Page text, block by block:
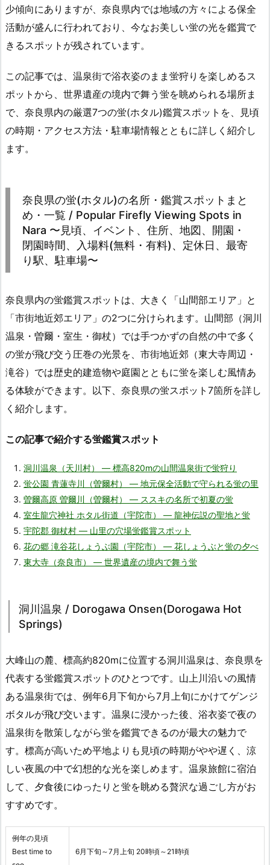
少傾向にありますが、奈良県内では地域の方々による保全
活動が盛んに行われており、今なお美しい蛍の光を鑑賞で
きるスポットが残されています。
この記事では、温泉街で浴衣姿のまま蛍狩りを楽しめるス
ポットから、世界遺産の境内で舞う蛍を眺められる場所ま
で、奈良県内の厳選7つの蛍(ホタル)鑑賞スポットを、見頃
の時期・アクセス方法・駐車場情報とともに詳しく紹介し
ます。
奈良県の蛍(ホタル)の名所・鑑賞スポットまと
め・一覧 / Popular Firefly Viewing Spots in
Nara 〜見頃、イベント、住所、地図、開園・
閉園時間、入場料(無料・有料)、定休日、最寄
り駅、駐車場〜
奈良県内の蛍鑑賞スポットは、大きく「山間部エリア」と
「市街地近郊エリア」の2つに分けられます。山間部（洞川
温泉・曽爾・室生・御杖）では手つかずの自然の中で多く
の蛍が飛び交う圧巻の光景を、市街地近郊（東大寺周辺・
滝谷）では歴史的建造物や庭園とともに蛍を楽しむ風情あ
る体験ができます。以下、奈良県の蛍スポット7箇所を詳し
く紹介します。
この記事で紹介する蛍鑑賞スポット
洞川温泉（天川村） — 標高820mの山間温泉街で蛍狩り
蛍公園 青蓮寺川（曽爾村） — 地元保全活動で守られる蛍の里
曽爾高原 曽爾川（曽爾村） — ススキの名所で初夏の蛍
室生龍穴神社 ホタル街道（宇陀市） — 龍神伝説の聖地と蛍
宇陀郡 御杖村 — 山里の穴場蛍鑑賞スポット
花の郷 滝谷花しょうぶ園（宇陀市） — 花しょうぶと蛍の夕べ
東大寺（奈良市） — 世界遺産の境内で舞う蛍
洞川温泉 / Dorogawa Onsen(Dorogawa Hot
Springs)
大峰山の麓、標高約820mに位置する洞川温泉は、奈良県を
代表する蛍鑑賞スポットのひとつです。山上川沿いの風情
ある温泉街では、例年6月下旬から7月上旬にかけてゲンジ
ボタルが飛び交います。温泉に浸かった後、浴衣姿で夜の
温泉街を散策しながら蛍を鑑賞できるのが最大の魅力で
す。標高が高いため平地よりも見頃の時期がやや遅く、涼
しい夜風の中で幻想的な光を楽しめます。温泉旅館に宿泊
して、夕食後にゆったりと蛍を眺める贅沢な過ごし方がお
すすめです。
例年の見頃
Best time to
6月下旬～7月上旬 20時頃～21時頃